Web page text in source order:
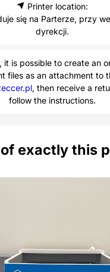
Printer location:
się na Parterze, przy
dyrekcji.
it is possible to create an
files as an attachment to
, then receive a
follow the instructions.
exactly this